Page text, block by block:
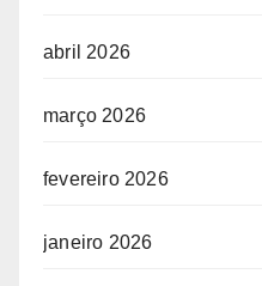
abril 2026
março 2026
fevereiro 2026
janeiro 2026